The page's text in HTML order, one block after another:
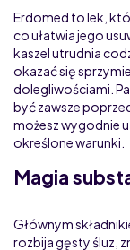
Erdomed to lek,
co ułatwia jego
kaszel utrudnia
okazać się
dolegliwościami.
być zawsze
możesz wygodnie
określone warunki.
Magia
Głównym
rozbija gęsty śluz,